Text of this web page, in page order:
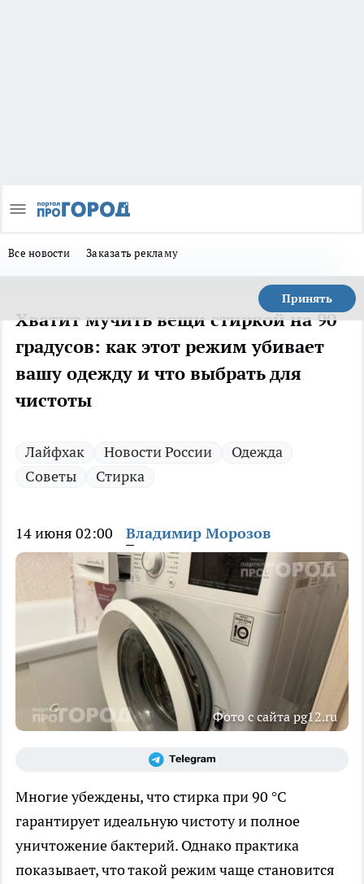
Все новости Заказать рекламу
Принять
Хватит мучить вещи стиркой на 90
градусов: как этот режим убивает
вашу одежду и что выбрать для
чистоты
Лайфхак Новости России
Одежда
Советы
Стирка
14 июня 02:00 Владимир Морозов
Фото с сайта pg12.ru
Многие убеждены, что стирка при 90 °C
гарантирует идеальную чистоту и полное
уничтожение бактерий. Однако практика
показывает, что такой режим чаще становится